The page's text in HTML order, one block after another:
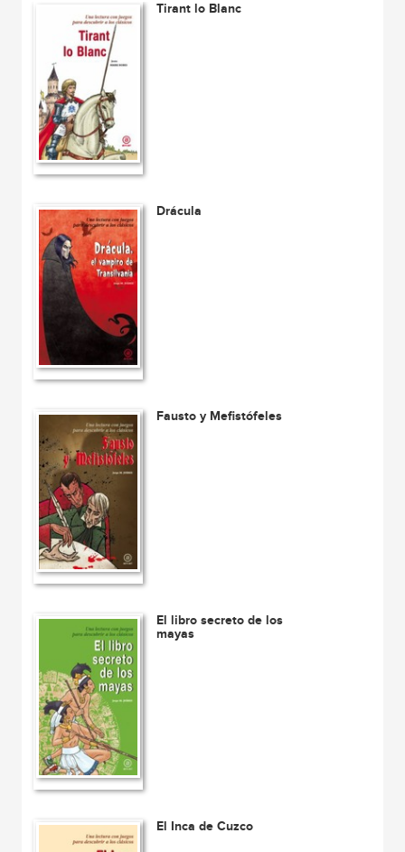
Tirant lo Blanc
Drácula
Fausto y Mefistófeles
El libro secreto de los
mayas
El Inca de Cuzco